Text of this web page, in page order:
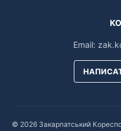
Email:
© 2026 Закарпатський